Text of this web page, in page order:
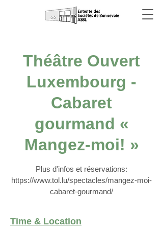
Théâtre Ouvert
Luxembourg -
Cabaret
gourmand «
Mangez-moi! »
Plus d'infos et réservations:
https://www.tol.lu/spectacles/mangez-moi-
cabaret-gourmand/
Time & Location